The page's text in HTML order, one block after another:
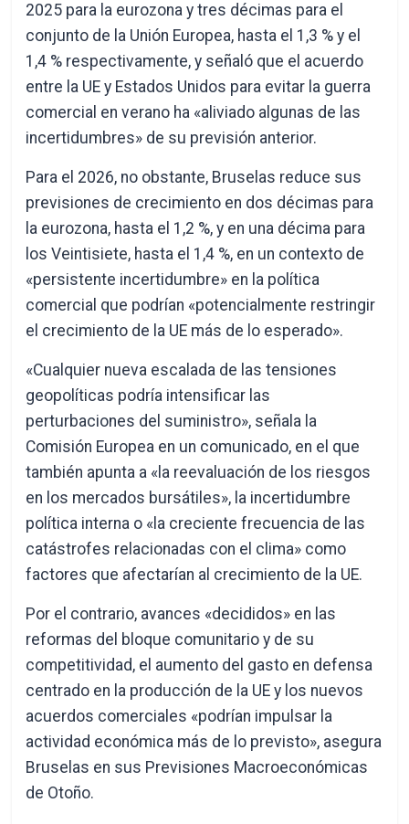
2025 para la eurozona y tres décimas para el
conjunto de la Unión Europea, hasta el 1,3 % y el
1,4 % respectivamente, y señaló que el acuerdo
entre la UE y Estados Unidos para evitar la guerra
comercial en verano ha «aliviado algunas de las
incertidumbres» de su previsión anterior.
Para el 2026, no obstante, Bruselas reduce sus
previsiones de crecimiento en dos décimas para
la eurozona, hasta el 1,2 %, y en una décima para
los Veintisiete, hasta el 1,4 %, en un contexto de
«persistente incertidumbre» en la política
comercial que podrían «potencialmente restringir
el crecimiento de la UE más de lo esperado».
«Cualquier nueva escalada de las tensiones
geopolíticas podría intensificar las
perturbaciones del suministro», señala la
Comisión Europea en un comunicado, en el que
también apunta a «la reevaluación de los riesgos
en los mercados bursátiles», la incertidumbre
política interna o «la creciente frecuencia de las
catástrofes relacionadas con el clima» como
factores que afectarían al crecimiento de la UE.
Por el contrario, avances «decididos» en las
reformas del bloque comunitario y de su
competitividad, el aumento del gasto en defensa
centrado en la producción de la UE y los nuevos
acuerdos comerciales «podrían impulsar la
actividad económica más de lo previsto», asegura
Bruselas en sus Previsiones Macroeconómicas
de Otoño.